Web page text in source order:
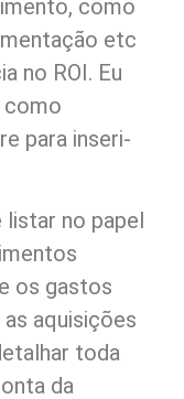
como
etc
no ROI. Eu
como
para inseri-
no papel
os gastos
aquisições
toda
da